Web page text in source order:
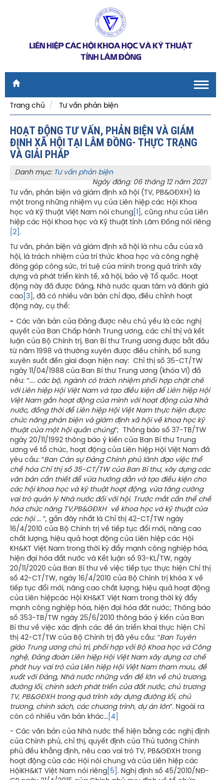
LIÊN HIỆP CÁC HỘI KHOA HỌC VÀ KỸ THUẬT
TỈNH LÂM ĐỒNG
Trang chủ
Tư vấn phản biện
HOẠT ĐỘNG TƯ VẤN, PHẢN BIỆN VÀ GIÁM
ĐỊNH XÃ HỘI TẠI LÂM ĐỒNG- THỰC TRẠNG
VÀ GIẢI PHÁP
Danh mục: Tư vấn phản biện
Ngày đăng: 06 tháng 12 năm 2021
Tư vấn, phản biện và giám định xã hội (TV, PB&GĐXH) là
một trong những nhiệm vụ của Liên hiệp các Hội Khoa
học và Kỹ thuật Việt Nam nói chung [1] , cũng như của Liên
hiệp các Hội Khoa học và Kỹ thuật tỉnh Lâm Đồng nói riêng
[2] .
Tư vấn, phản biện và giám định xã hội là nhu cầu của xã
hội, là trách nhiệm của trí thức khoa học và công nghệ
đóng góp công sức, trí tuệ của mình trong quá trình xây
dựng và phát triển kinh tế, xã hội, bảo vệ Tổ quốc. Hoạt
động này đã được Đảng, Nhà nước quan tâm và đánh giá
cao [3] , đã có nhiều văn bản chỉ đạo, điều chỉnh hoạt
động này, cụ thể:
- Các văn bản của Đảng được nêu chủ yếu là các nghị
quyết của Ban Chấp hành Trung ương, các chỉ thị và kết
luận của Bộ Chính trị, Ban Bí thư Trung ương được bắt đầu
từ năm 1998 và thường xuyên được điều chỉnh, bổ sung
xuyên suốt đến giai đoạn hiện nay: Chỉ thị số 35-CT/TW
ngày 11/04/1988 của Ban Bí thư Trung ương (khóa VI) đã
nêu: “.... các bộ, ngành có trách nhiệm phối hợp chặt chẽ
với Liên hiệp Hội Việt Nam và tạo điều kiện để Liên hiệp Hội
Việt Nam gắn hoạt động của mình với hoạt động của Nhà
nước, đồng thời để Liên hiệp Hội Việt Nam thực hiện được
chức năng phản biện và giám định xã hội về khoa học kỹ
thuật của một hội quần chúng”; Thông báo số 37-TB/TW
ngày 20/11/1992 thông báo ý kiến của Ban Bí thư Trung
ương về tổ chức, hoạt động của Liên hiệp Hội Việt Nam đã
yêu cầu: “Ban Cán sự Đảng Chính phủ lãnh đạo việc thể
chế hóa Chỉ thị số 35-CT/TW của Ban Bí thư, xây dựng các
văn bản cần thiết để vừa hướng dẫn và tạo điều kiện cho
các hội khoa học và kỹ thuật hoạt động, vừa tăng cường
vai trò quản lý Nhà nước đối với hội. Trước mắt cần thể chế
hóa chức năng TV,PB&GĐXH về khoa học và kỹ thuật của
các hội... ”, gần đây nhất là Chỉ thị 42-CT/TW ngày
16/4/2010 của Bộ Chính trị về tiếp tục đổi mới, nâng cao
chất lượng, hiệu quả hoạt động của Liên hiệp các Hội
KH&KT Việt Nam trong thời kỳ đẩy mạnh công nghiệp hóa,
hiện đại hóa đất nước và Kết luận số 93-KL/TW, ngày
20/11/2020 của Ban Bí thư về việc tiếp tục thực hiện Chỉ thị
số 42-CT/TW, ngày 16/4/2010 của Bộ Chính trị khóa X về
tiếp tục đổi mới, nâng cao chất lượng, hiệu quả hoạt động
của Liên hiệpcác Hội KH&KT Việt Nam trong thời kỳ đẩy
mạnh công nghiệp hóa, hiện đại hóa đất nước; Thông báo
số 353-TB/TW ngày 25/6/2010 thông báo ý kiến của Ban
Bí thư về việc xác định các đề án triển khai thực hiện Chỉ
thị 42-CT/TW của Bộ Chính trị đã yêu cầu: “Ban Tuyên
giáo Trung ương chủ trì, phối hợp với Bộ Khoa học và Công
nghệ, Đảng đoàn Liên hiệp Hội Việt Nam xây dựng cơ chế
phát huy vai trò của Liên hiệp Hội Việt Nam tham mưu, đề
xuất với Đảng, Nhà nước những vấn đề lớn về chủ trương,
đường lối, chính sách phát triển của đất nước, chủ trương
TV, PB&GĐXH trong quá trình xây dựng đường lối, chủ
trương, chính sách, các chương trình, dự án lớn”. Ngoài ra
còn có nhiều văn bản khác… [4]
- Các văn bản của Nhà nước thể hiện bằng các nghị định
của Chính phủ, chỉ thị, quyết định của Thủ tướng Chính
phủ đều khẳng định, nêu cao vai trò TV, PB&GĐXH trong
hoạt động của các Hội nói chung và của Liên hiệp các
HộiKH&KT Việt Nam nói riêng [5] . Nghị định số 45/2010/NĐ-